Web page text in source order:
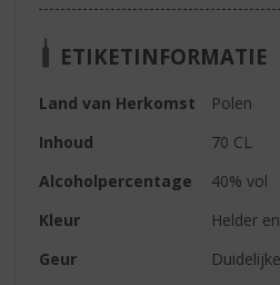
ETIKETINFORMATIE
Land van Herkomst
Polen
Inhoud
70 CL
Alcoholpercentage
40% vol
Kleur
Helder
Geur